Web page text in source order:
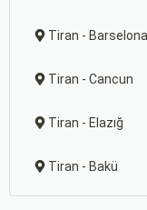
Tiran - Barselona
Tiran - Cancun
Tiran - Elazığ
Tiran - Bakü